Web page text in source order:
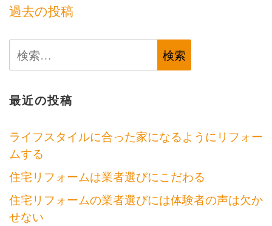
投
稿
ナ
ビ
ゲ
ー
シ
ョ
ン
過去の投稿
検
索:
最近の投稿
ライフスタイルに合った家になるようにリフォー
ムする
住宅リフォームは業者選びにこだわる
住宅リフォームの業者選びには体験者の声は欠か
せない